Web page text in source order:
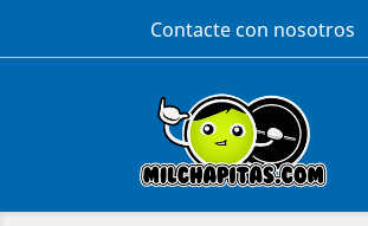
Contacte con nosotros